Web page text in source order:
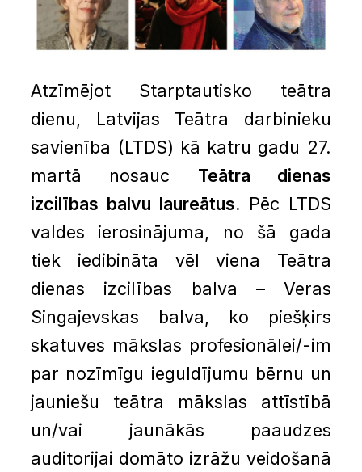
Atzīmējot Starptautisko teātra
dienu, Latvijas Teātra darbinieku
savienība (LTDS) kā katru gadu 27.
martā nosauc Teātra dienas
izcilības balvu laureātus. Pēc LTDS
valdes ierosinājuma, no šā gada
tiek iedibināta vēl viena Teātra
dienas izcilības balva – Veras
Singajevskas balva, ko piešķirs
skatuves mākslas profesionālei/-im
par nozīmīgu ieguldījumu bērnu un
jauniešu teātra mākslas attīstībā
un/vai jaunākās paaudzes
auditorijai domāto izrāžu veidošanā